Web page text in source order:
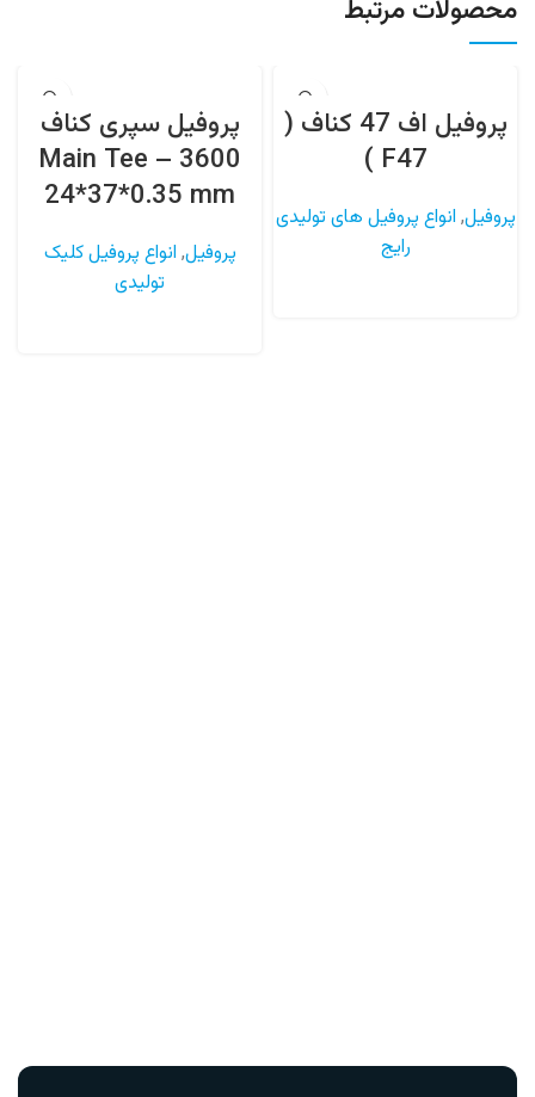
محصولات مرتبط
پروفیل اف 47 کناف (
F47 )
پروفیل, انواع پروفیل های تولیدی
رایج
پروفیل سپری کناف
3600 – Main Tee
24*37*0.35 mm
پروفیل, انواع پروفیل کلیک
تولیدی